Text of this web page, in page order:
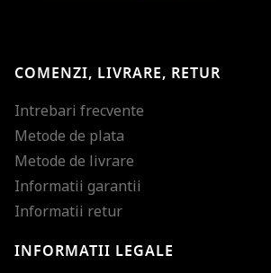
COMENZI, LIVRARE, RETUR
Intrebari frecvente
Metode de plata
Metode de livrare
Informatii garantii
Informatii retur
INFORMATII LEGALE